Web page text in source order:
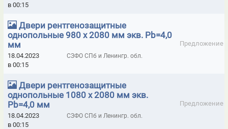
ГЕРМЕТИКИ TREMCO ILLBRUCK
ГЕРМЕТИКИ U-SEAL (NPT SRL, ИТАЛИЯ)
ГЕРМЕТИКИ ГИДРОИЗОЛЯЦИОННЫЕ TPH WATERPROOFING
SYSTEMS
ГЕРМЕТИКИ КРОВЕЛЬНЫЕ И ГИДРОИЗОЛЯЦИОННЫЕ ИННОТЕХ
ГЕРМЕТИКИ КРОНБИЛД
ГЕРМЕТИКИ ОГНЕЗАЩИТНЫЕ
в 00:15
Двери рентгенозащитные
однопольные 980 х 2080 мм экв. Pb=4,0
мм
Предложение
18.04.2023
в 00:15
СЗФО СПб и Ленингр. обл.
Двери рентгенозащитные
однопольные 1080 х 2080 мм экв.
Pb=4,0 мм
Предложение
18.04.2023
в 00:15
СЗФО СПб и Ленингр. обл.